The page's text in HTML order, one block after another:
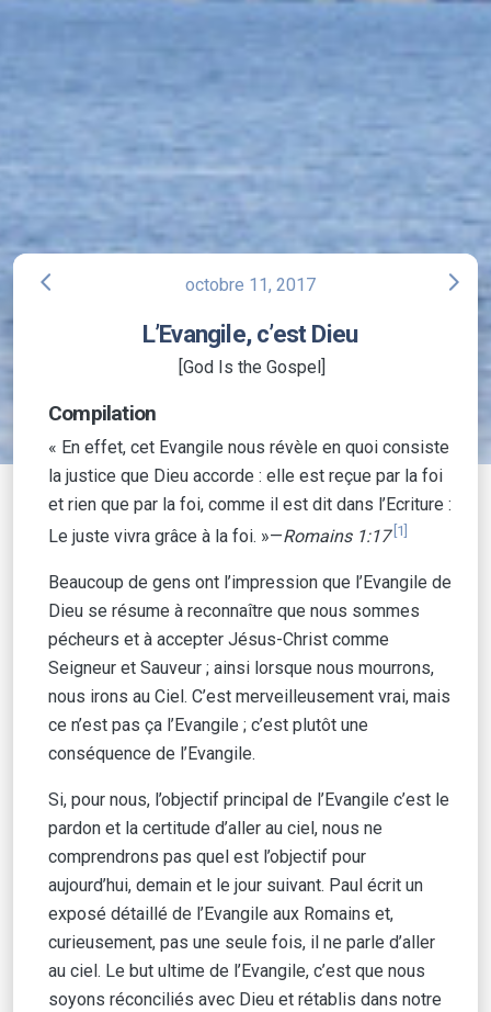
arrow_back_ios octobre 11, 2017 arrow_forward_ios
L’Evangile, c’est Dieu
[God Is the Gospel]
Compilation
« En effet, cet Evangile nous révèle en quoi consiste
la justice que Dieu accorde : elle est reçue par la foi
et rien que par la foi, comme il est dit dans l’Ecriture :
Le juste vivra grâce à la foi. »—Romains 1:17 [1]
Beaucoup de gens ont l’impression que l’Evangile de
Dieu se résume à reconnaître que nous sommes
pécheurs et à accepter Jésus-Christ comme
Seigneur et Sauveur ; ainsi lorsque nous mourrons,
nous irons au Ciel. C’est merveilleusement vrai, mais
ce n’est pas ça l’Evangile ; c’est plutôt une
conséquence de l’Evangile.
Si, pour nous, l’objectif principal de l’Evangile c’est le
pardon et la certitude d’aller au ciel, nous ne
comprendrons pas quel est l’objectif pour
aujourd’hui, demain et le jour suivant. Paul écrit un
exposé détaillé de l’Evangile aux Romains et,
curieusement, pas une seule fois, il ne parle d’aller
au ciel. Le but ultime de l’Evangile, c’est que nous
soyons réconciliés avec Dieu et rétablis dans notre